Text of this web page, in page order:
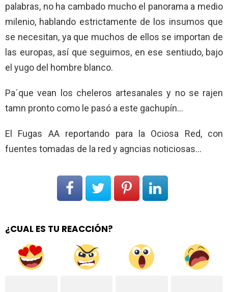
palabras, no ha cambado mucho el panorama a medio
milenio, hablando estrictamente de los insumos que
se necesitan, ya que muchos de ellos se importan de
las europas, así que seguimos, en ese sentiudo, bajo
el yugo del hombre blanco.
Pa´que vean los cheleros artesanales y no se rajen
tamn pronto como le pasó a este gachupín…
El Fugas AA reportando para la Ociosa Red, con
fuentes tomadas de la red y agncias noticiosas…
¿CUAL ES TU REACCIÓN?